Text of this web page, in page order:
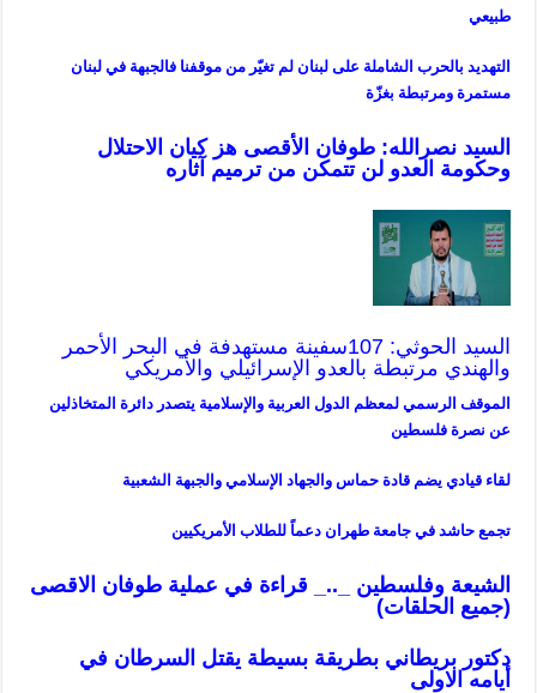
طبيعي
التهديد بالحرب الشاملة على لبنان لم تغيّر من موقفنا فالجبهة في لبنان
مستمرة ومرتبطة بغزّة
السيد نصرالله: طوفان الأقصى هز كيان الاحتلال
وحكومة العدو لن تتمكن من ترميم آثاره
السيد الحوثي: 107سفينة مستهدفة في البحر الأحمر
والهندي مرتبطة بالعدو الإسرائيلي والأمريكي
الموقف الرسمي لمعظم الدول العربية والإسلامية يتصدر دائرة المتخاذلين
عن نصرة فلسطين
لقاء قيادي يضم قادة حماس والجهاد الإسلامي والجبهة الشعبية
تجمع حاشد في جامعة طهران دعماً للطلاب الأمريكيين
الشيعة وفلسطين _.._ قراءة في عملية طوفان الاقصى
(جميع الحلقات)
دكتور بريطاني بطريقة بسيطة يقتل السرطان في
أيامهالاولى